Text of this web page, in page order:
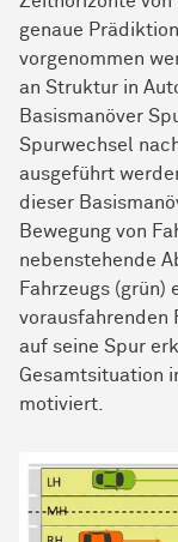
genaue
vorgenommen
an Struktur in
Basismanöver
Spurwechsel
ausgeführt
dieser
Bewegung von
nebenstehende
Fahrzeugs (grün)
vorausfahrenden
auf seine Spur
Gesamtsituation
motiviert.